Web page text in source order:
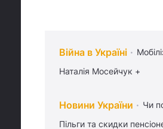
Війна в Україні
Наталія Мосейчук +
Новини України Чи
Пільги та скидки